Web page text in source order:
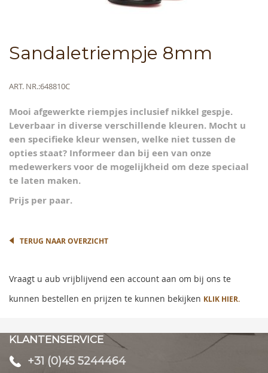
Sandaletriempje 8mm
Meer
ART. NR.648810C
Mooi afgewerkte riempjes inclusief nikkel gespje.
Leverbaar in diverse verschillende kleuren. Mocht u
een specifieke kleur wensen, welke niet tussen de
opties staat? Informeer dan bij een van onze
medewerkers voor de mogelijkheid om deze speciaal
te laten maken.
Prijs per paar.
Skip
to
the
images
gallery
TERUG NAAR OVERZICHT
Vraagt u aub vrijblijvend een account aan om bij ons te
kunnen bestellen en prijzen te kunnen bekijken KLIK HIER.
KLANTENSERVICE
+31 (0)45 5244464